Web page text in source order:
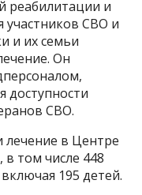
реабилитации и
участников СВО и
и их семьи
Он
доступности
СВО.
в Центре
том числе 448
195 детей.